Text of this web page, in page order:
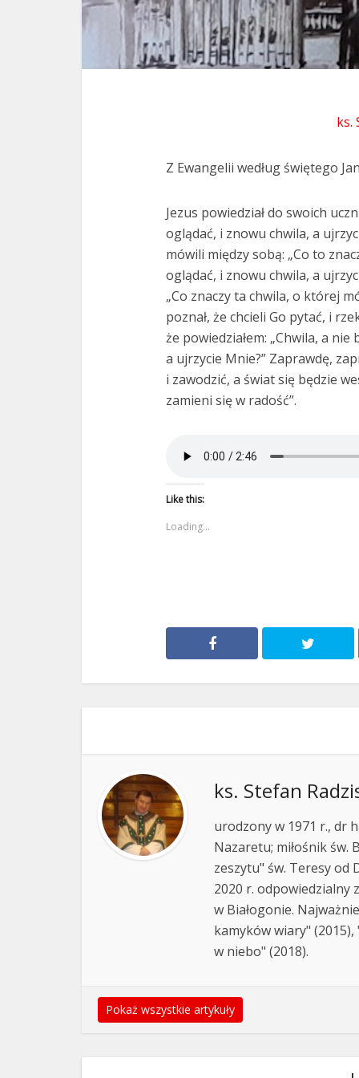
ks.
Z Ewangelii według świętego
Jezus powiedział do swoich
oglądać, i znowu chwila, a
mówili między sobą: „Co to
oglądać, i znowu chwila, a
„Co znaczy ta chwila, o której
poznał, że chcieli Go pytać, i
że powiedziałem: „Chwila, a
a ujrzycie Mnie?” Zaprawdę,
i zawodzić, a świat się będzie
zamieni się w radość”.
Like this:
Loading...
ks. Stefan
urodzony w 1971 r., dr
Nazaretu; miłośnik św.
zeszytu" św. Teresy od
2020 r. odpowiedzialny
w Białogonie.
kamyków wiary"
w niebo" (2018).
Pokaż wszystkie artykuły